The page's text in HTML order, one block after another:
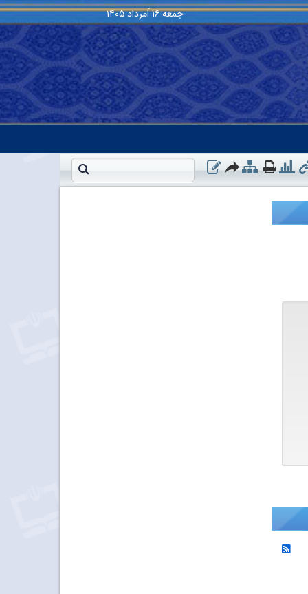
جمعه۱۶ اَمرداد ۱۴۰۵